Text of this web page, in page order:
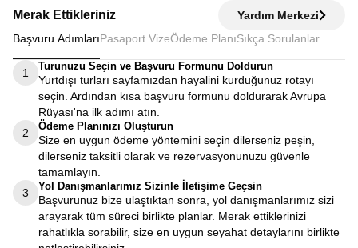
Merak Ettikleriniz
Yardım Merkezi
Başvuru AdımlarıPasaport VizeÖdeme Planı Sıkça Sorulanlar
1
Turunuzu Seçin ve Başvuru Formunu Doldurun
Yurtdışı turları sayfamızdan hayalini kurduğunuz rotayı
seçin. Ardından kısa başvuru formunu doldurarak Avrupa
Rüyası'na ilk adımı atın.
2
Ödeme Planınızı Oluşturun
Size en uygun ödeme yöntemini seçin dilerseniz peşin,
dilerseniz taksitli olarak ve rezervasyonunuzu güvenle
tamamlayın.
3
Yol Danışmanlarımız Sizinle İletişime Geçsin
Başvurunuz bize ulaştıktan sonra, yol danışmanlarımız sizi
arayarak tüm süreci birlikte planlar. Merak ettiklerinizi
rahatlıkla sorabilir, size en uygun seyahat detaylarını birlikte